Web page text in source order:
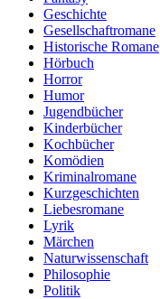
Geschichte
Gesellschaftromane
Historische Romane
Hörbuch
Horror
Humor
Jugendbücher
Kinderbücher
Kochbücher
Komödien
Kriminalromane
Kurzgeschichten
Liebesromane
Lyrik
Märchen
Naturwissenschaft
Philosophie
Politik